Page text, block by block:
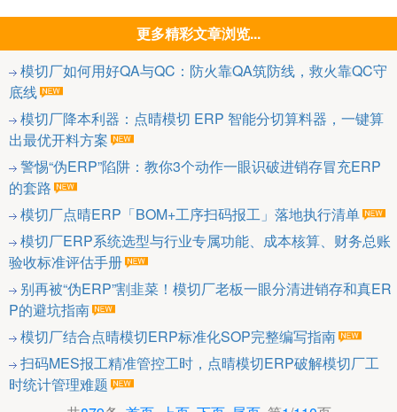
更多精彩文章浏览...
模切厂如何用好QA与QC：防火靠QA筑防线，救火靠QC守
底线
模切厂降本利器：点晴模切 ERP 智能分切算料器，一键算
出最优开料方案
警惕“伪ERP”陷阱：教你3个动作一眼识破进销存冒充ERP
的套路
模切厂点晴ERP「BOM+工序扫码报工」落地执行清单
模切厂ERP系统选型与行业专属功能、成本核算、财务总账
验收标准评估手册
别再被“伪ERP”割韭菜！模切厂老板一眼分清进销存和真ER
P的避坑指南
模切厂结合点晴模切ERP标准化SOP完整编写指南
扫码MES报工精准管控工时，点晴模切ERP破解模切厂工
时统计管理难题